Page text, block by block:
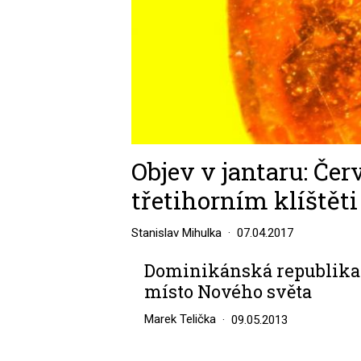
Objev v jantaru:
třetihorním klíštěti
Stanislav Mihulka 07.04.2017
Dominikánská
místo Nového světa
Marek Telička 09.05.2013